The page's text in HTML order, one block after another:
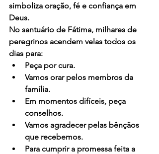
simboliza oração, fé e confiança em
Deus.
No santuário de Fátima, milhares de
peregrinos acendem velas todos os
dias para:
Peça por cura.
Vamos orar pelos membros da
família.
Em momentos difíceis, peça
conselhos.
Vamos agradecer pelas bênçãos
que recebemos.
Para cumprir a promessa feita a